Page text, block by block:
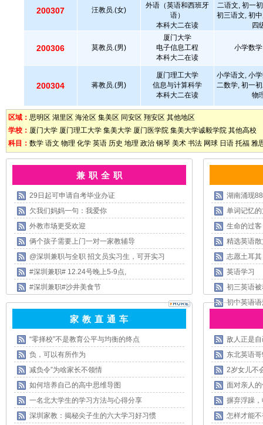
200307 汪教员.(女)
外语（英语和西班牙
语）
本科大二在读
二语文, 初一
初三语文, 初
四
200306 莫教员.(男)
厦门大学
电子信息工程
本科大二在读
小学数
200304 蒋教员.(男)
厦门理工大学
信息与计算科学
本科大二在读
小学语文, 小
二数学, 初一
物
区域： 思明区 湖里区 海沧区 集美区 同安区 翔安区 其他地区
学校： 厦门大学 厦门理工大学 集美大学 厦门医学院 集美大学诚毅学院 其他高校
科目： 数学 语文 物理 化学 英语 历史 地理 政治 钢琴 美术 书法 网球 日语 托福 雅
兼 职 全 职
29日起可申请自考毕业办证
欠我们妈妈一句：我爱你
外教市场更受欢迎
俩个孩子需要上门一对一家教辅导
@深圳兼职与全职 招文员实习生，可开实习
#深圳兼职# 12.24号晚上5-9点,
#深圳兼职#沙井美食节
湖南涌现
单词记忆
生命的过客
精选英语
志愿土耳其
英语学习
初三英语
初中英语
家 教 直 通 车
“零择校”不是教育公平与均衡的终点
负，可以有所作为
减负令”为啥家长不领情
如何培养自己的高中思维导图
一名北大学生的学习方法与心得分享
深圳家教：揭秘尖子生的六大学习好习惯
敌人正是自
东北英语
2岁女儿不
面对亲人
摒弃浮躁
怎样才能